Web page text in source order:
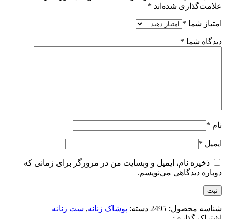
علامت‌گذاری شده‌اند *
امتیاز شما *
دیدگاه شما *
نام *
ایمیل *
ذخیره نام، ایمیل و وبسایت من در مرورگر برای زمانی که
دوباره دیدگاهی می‌نویسم.
شناسه محصول: 2495 دسته: پوشاک زنانه, ست زنانه